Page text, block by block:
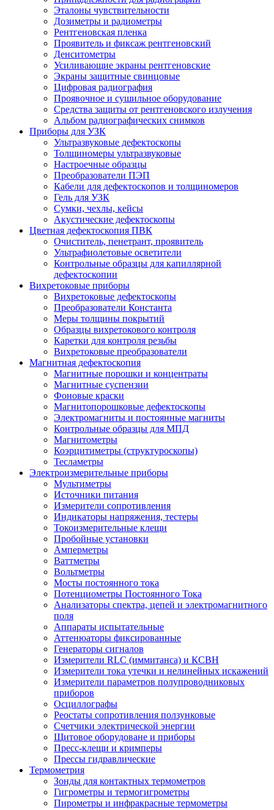
Эталоны чувствительности
Дозиметры и радиометры
Рентгеновская пленка
Проявитель и фиксаж рентгеновский
Денситометры
Усиливающие экраны рентгеновские
Экраны защитные свинцовые
Цифровая радиография
Проявочное и сушильное оборудование
Средства защиты от рентгеновского излучения
Альбом радиографических снимков
Приборы для УЗК
Ультразвуковые дефектоскопы
Толщиномеры ультразвуковые
Настроечные образцы
Преобразователи ПЭП
Кабели для дефектоскопов и толщиномеров
Гель для УЗК
Сумки, чехлы, кейсы
Акустические дефектоскопы
Цветная дефектоскопия ПВК
Очиститель, пенетрант, проявитель
Ультрафиолетовые осветители
Контрольные образцы для капиллярной
дефектоскопии
Вихретоковые приборы
Вихретоковые дефектоскопы
Преобразователи Константа
Меры толщины покрытий
Образцы вихретокового контроля
Каретки для контроля резьбы
Вихретоковые преобразователи
Магнитная дефектоскопия
Магнитные порошки и концентраты
Магнитные суспензии
Фоновые краски
Магнитопорошковые дефектоскопы
Электромагниты и постоянные магниты
Контрольные образцы для МПД
Магнитометры
Коэрцитиметры (структуроскопы)
Тесламетры
Электроизмерительные приборы
Мультиметры
Источники питания
Измерители сопротивления
Индикаторы напряжения, тестеры
Токоизмерительные клещи
Пробойные установки
Амперметры
Ваттметры
Вольтметры
Мосты постоянного тока
Потенциометры Постоянного Тока
Анализаторы спектра, цепей и электромагнитного
поля
Аппараты испытательные
Аттенюаторы фиксированные
Генераторы сигналов
Измерители RLC (иммитанса) и КСВН
Измерители тока утечки и нелинейных искажений
Измерители параметров полупроводниковых
приборов
Осциллографы
Реостаты сопротивления ползунковые
Счетчики электрической энергии
Щитовое оборудоване и приборы
Пресс-клещи и кримперы
Прессы гидравлические
Термометрия
Зонды для контактных термометров
Гигрометры и термогигрометры
Пирометры и инфракрасные термометры